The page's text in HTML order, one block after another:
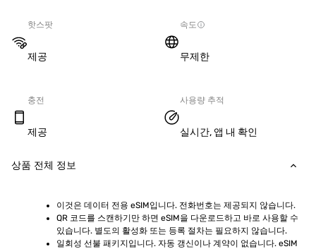
핫스팟
제공
속도
무제한
충전
제공
사용량 추적
실시간, 앱 내 확인
상품 전체 정보
이것은 데이터 전용 eSIM입니다. 전화번호는 제공되지 않습니다.
QR 코드를 스캔하기만 하면 eSIM을 다운로드하고 바로 사용할 수
있습니다. 별도의 활성화 또는 등록 절차는 필요하지 않습니다.
일회성 선불 패키지입니다. 자동 갱신이나 계약이 없습니다. eSIM